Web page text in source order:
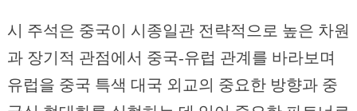
시 주석은 중국이 시종일관 전략적으로 높은 차원
과 장기적 관점에서 중국-유럽 관계를 바라보며
유럽을 중국 특색 대국 외교의 중요한 방향과 중